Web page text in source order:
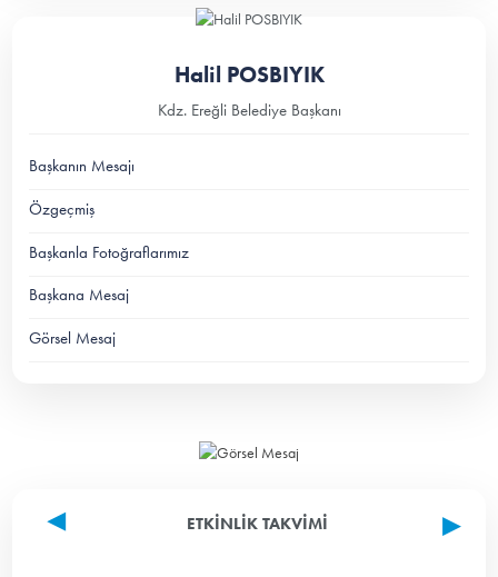
Halil POSBIYIK
Kdz. Ereğli Belediye Başkanı
Başkanın Mesajı
Özgeçmiş
Başkanla Fotoğraflarımız
Başkana Mesaj
Görsel Mesaj
ETKINLIK TAKVIMI